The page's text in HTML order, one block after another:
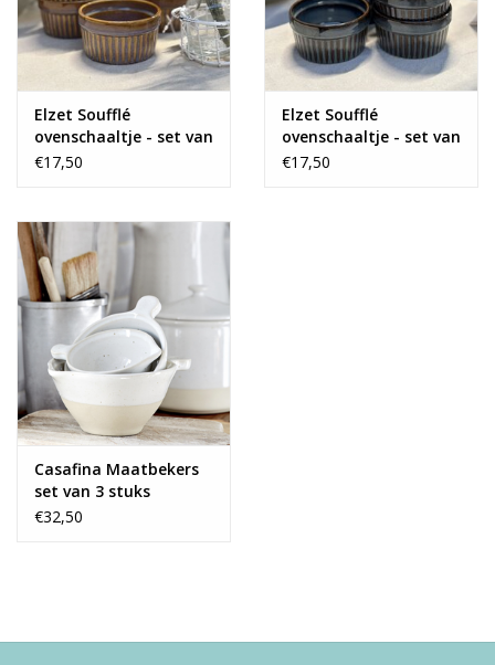
Elzet Soufflé
ovenschaaltje - set van
6
€17,50
Elzet Soufflé
ovenschaaltje - set van
6
€17,50
Casafina Maatbekers
set van 3 stuks
€32,50